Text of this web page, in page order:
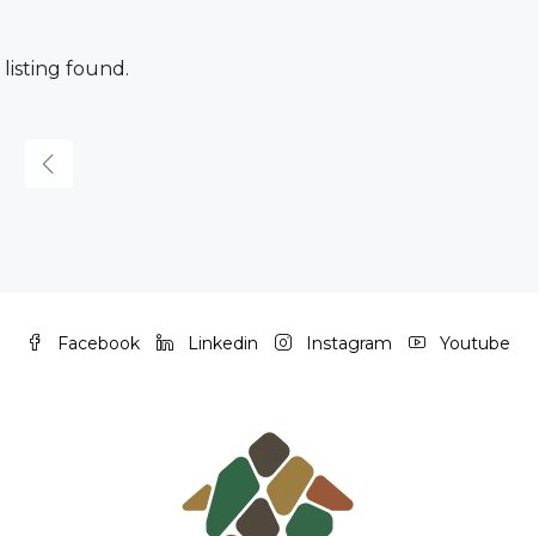
listing found.
Facebook Linkedin Instagram Youtube